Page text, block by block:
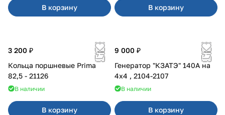
В корзину В корзину
3 200 ₽
Кольца поршневые Prima
82,5 - 21126
В наличии
В корзину
9 000 ₽
Генератор "КЗАТЭ" 140А на
4x4 , 2104-2107
В наличии
В корзину